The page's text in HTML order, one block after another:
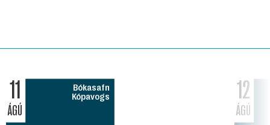
11
ÁGÚ
Bókasafn
Kópavogs
12
ÁGÚ